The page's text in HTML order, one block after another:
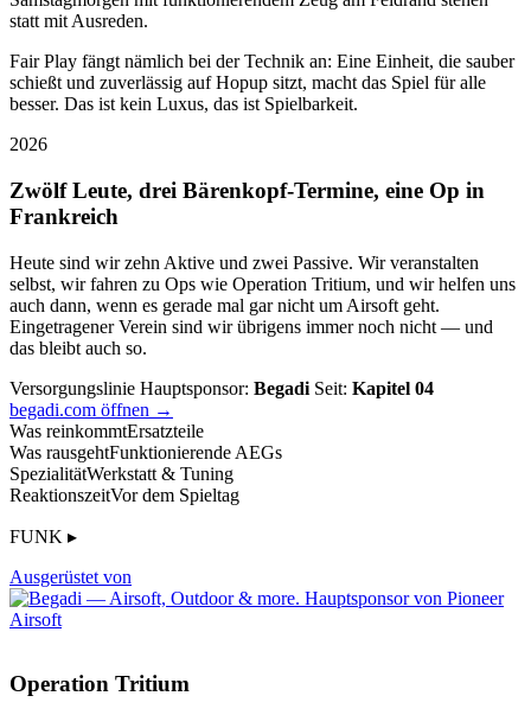
statt mit Ausreden.
Fair Play fängt nämlich bei der Technik an: Eine Einheit, die sauber
schießt und zuverlässig auf Hopup sitzt, macht das Spiel für alle
besser. Das ist kein Luxus, das ist Spielbarkeit.
2026
Zwölf Leute, drei Bärenkopf-Termine, eine Op in
Frankreich
Heute sind wir zehn Aktive und zwei Passive. Wir veranstalten
selbst, wir fahren zu Ops wie Operation Tritium, und wir helfen uns
auch dann, wenn es gerade mal gar nicht um Airsoft geht.
Eingetragener Verein sind wir übrigens immer noch nicht — und
das bleibt auch so.
Versorgungslinie Hauptsponsor: Begadi Seit: Kapitel 04
begadi.com öffnen →
Was reinkommtErsatzteile
Was rausgehtFunktionierende AEGs
SpezialitätWerkstatt & Tuning
ReaktionszeitVor dem Spieltag
FUNK ▸
Ausgerüstet von
Operation Tritium